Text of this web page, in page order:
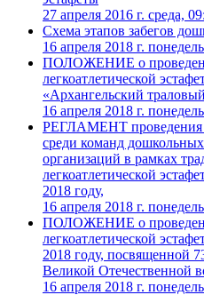
27 апреля 2016 г. среда,
Схема этапов забегов
16 апреля 2018 г.
ПОЛОЖЕНИЕ о
легкоатлетической
«Архангельский
16 апреля 2018 г.
РЕГЛАМЕНТ проведения
среди команд
организаций в рамках
легкоатлетической
2018 году,
16 апреля 2018 г.
ПОЛОЖЕНИЕ о
легкоатлетической
2018 году, посвященной
Великой Отечественной
16 апреля 2018 г.